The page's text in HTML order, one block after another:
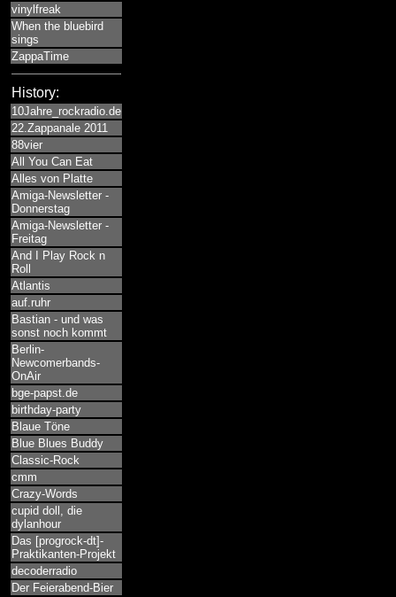
vinylfreak
When the bluebird
sings
ZappaTime
History:
10Jahre_rockradio.de
22.Zappanale 2011
88vier
All You Can Eat
Alles von Platte
Amiga-Newsletter -
Donnerstag
Amiga-Newsletter -
Freitag
And I Play Rock n
Roll
Atlantis
auf.ruhr
Bastian - und was
sonst noch kommt
Berlin-
Newcomerbands-
OnAir
bge-papst.de
birthday-party
Blaue Töne
Blue Blues Buddy
Classic-Rock
cmm
Crazy-Words
cupid doll, die
dylanhour
Das [progrock-dt]-
Praktikanten-Projekt
decoderradio
Der Feierabend-Bier